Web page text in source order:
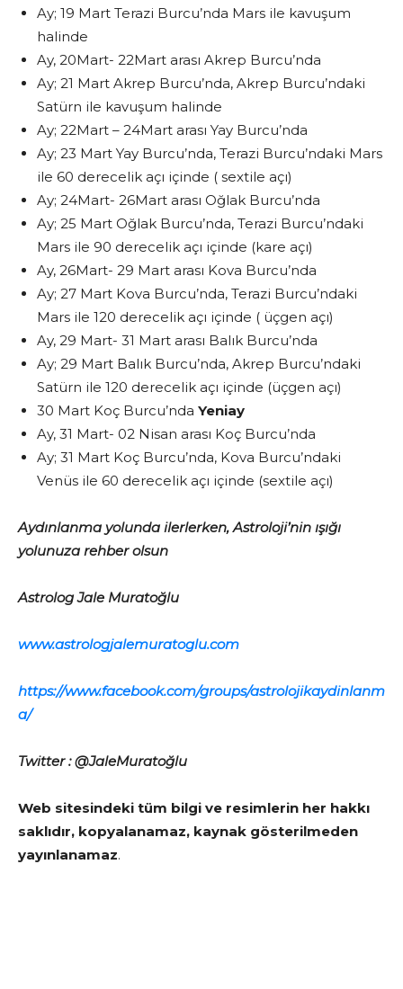
Ay; 19 Mart Terazi Burcu’nda Mars ile kavuşum
halinde
Ay, 20Mart- 22Mart arası Akrep Burcu’nda
Ay; 21 Mart Akrep Burcu’nda, Akrep Burcu’ndaki
Satürn ile kavuşum halinde
Ay; 22Mart – 24Mart arası Yay Burcu’nda
Ay; 23 Mart Yay Burcu’nda, Terazi Burcu’ndaki Mars
ile 60 derecelik açı içinde ( sextile açı)
Ay; 24Mart- 26Mart arası Oğlak Burcu’nda
Ay; 25 Mart Oğlak Burcu’nda, Terazi Burcu’ndaki
Mars ile 90 derecelik açı içinde (kare açı)
Ay, 26Mart- 29 Mart arası Kova Burcu’nda
Ay; 27 Mart Kova Burcu’nda, Terazi Burcu’ndaki
Mars ile 120 derecelik açı içinde ( üçgen açı)
Ay, 29 Mart- 31 Mart arası Balık Burcu’nda
Ay; 29 Mart Balık Burcu’nda, Akrep Burcu’ndaki
Satürn ile 120 derecelik açı içinde (üçgen açı)
30 Mart Koç Burcu’nda Yeniay
Ay, 31 Mart- 02 Nisan arası Koç Burcu’nda
Ay; 31 Mart Koç Burcu’nda, Kova Burcu’ndaki
Venüs ile 60 derecelik açı içinde (sextile açı)
Aydınlanma yolunda ilerlerken, Astroloji’nin ışığı
yolunuza rehber olsun
Astrolog Jale Muratoğlu
www.astrologjalemuratoglu.com
https://www.facebook.com/groups/astrolojikaydinlanm
a/
Twitter : @JaleMuratoğlu
Web sitesindeki tüm bilgi ve resimlerin her hakkı
saklıdır, kopyalanamaz, kaynak gösterilmeden
yayınlanamaz.